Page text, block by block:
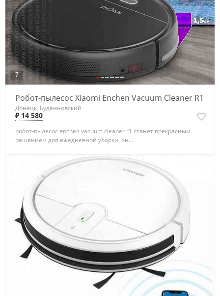
7
Робот-пылесос Xiaomi Enchen Vacuum Cleaner R1
Донецк, Будённовский
₽ 14 580
робот-пылесос enchen vacuum cleaner r1 станет прекрасным
решением для ежедневной уборки, он...